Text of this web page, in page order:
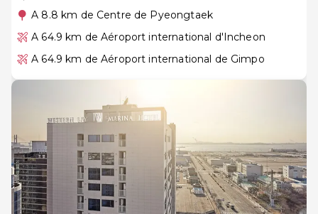
A 8.8 km de Centre de Pyeongtaek
A 64.9 km de Aéroport international d'Incheon
A 64.9 km de Aéroport international de Gimpo